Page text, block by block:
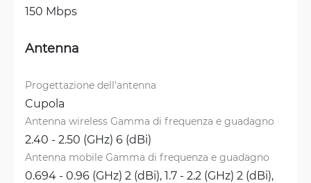
150 Mbps
Antenna
Progettazione dell'antenna
Cupola
Antenna wireless Gamma di frequenza e guadagno
2.40 - 2.50 (GHz) 6 (dBi)
Antenna mobile Gamma di frequenza e guadagno
0.694 - 0.96 (GHz) 2 (dBi), 1.7 - 2.2 (GHz) 2 (dBi),